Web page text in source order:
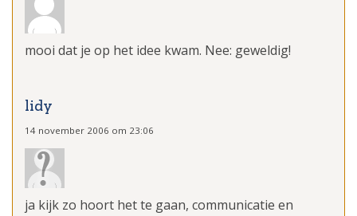
mooi dat je op het idee kwam. Nee: geweldig!
lidy
14 november 2006 om 23:06
ja kijk zo hoort het te gaan, communicatie en